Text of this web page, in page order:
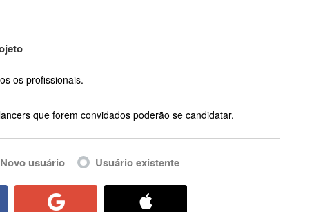
(AWT)
os profissionais.
que forem convidados poderão se candidatar.
Novo usuário Usuário existente